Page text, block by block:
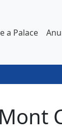
a Palace